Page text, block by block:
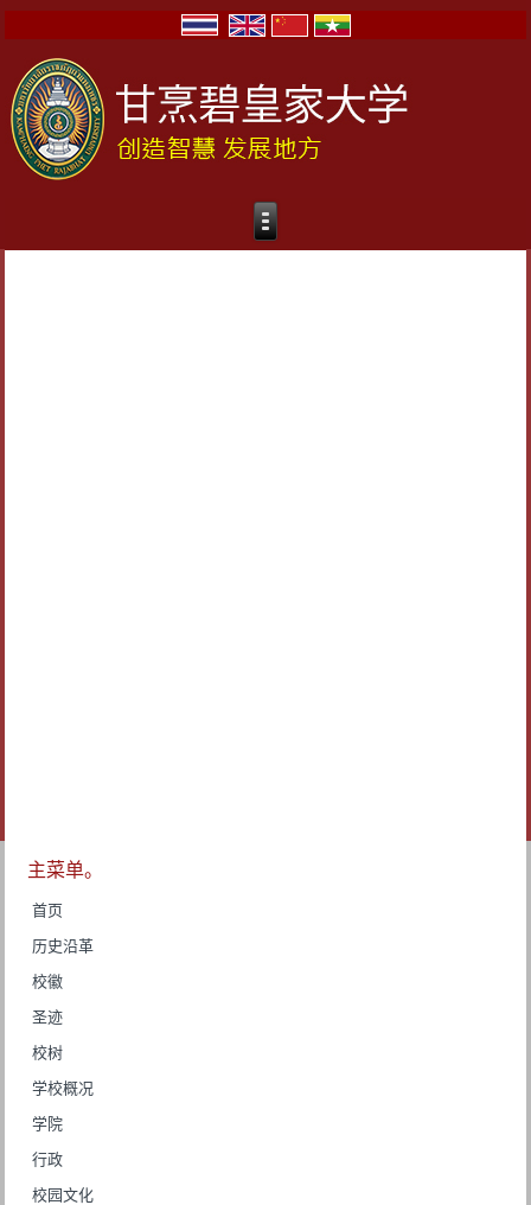
主菜单。
首页
历史沿革
校徽
圣迹
校树
学校概况
学院
行政
校园文化